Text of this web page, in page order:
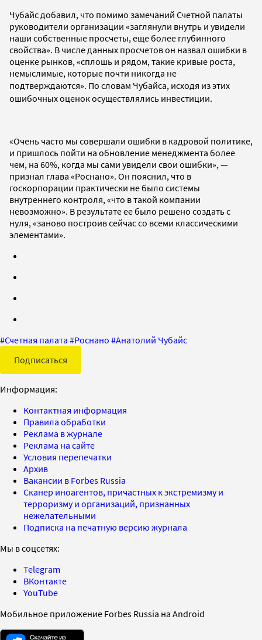
Чубайс добавил, что помимо замечаний Счетной палаты
руководители организации «заглянули внутрь и увидели
наши собственные просчеты, еще более глубинного
свойства». В числе данных просчетов он назвал ошибки в
оценке рынков, «сплошь и рядом, такие кривые роста,
немыслимые, которые почти никогда не
подтверждаются». По словам Чубайса, исходя из этих
ошибочных оценок осуществлялись инвестиции.
«Очень часто мы совершали ошибки в кадровой политике,
и пришлось пойти на обновление менеджмента более
чем, на 60%, когда мы сами увидели свои ошибки», —
признал глава «Роснано». Он пояснил, что в
госкорпорации практически не было системы
внутреннего контроля, «что в такой компании
невозможно». В результате ее было решено создать с
нуля, «заново построив сейчас со всеми классическими
элементами».
#Счетная палата #Роснано #Анатолий Чубайс
Подписаться
Информация:
Контактная информация
Правила обработки
Реклама в журнале
Реклама на сайте
Условия перепечатки
Архив
Вакансии в Forbes Russia
Сканер иноагентов, причастных к экстремизму и
терроризму и организаций, признанных
нежелательными
Подписка на печатную версию журнала
Мы в соцсетях:
Telegram
ВКонтакте
YouTube
Мобильное приложение Forbes Russia на Android